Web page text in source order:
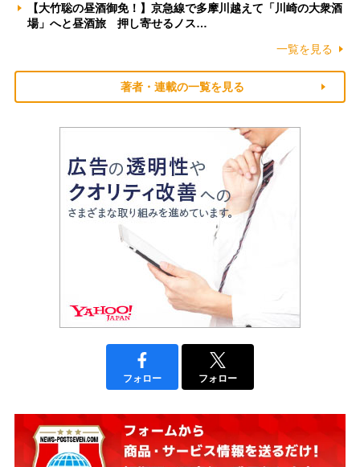
【大竹聡の昼酒御免！】京急線で多摩川越えて「川崎の大衆酒
場」へと昼酒旅 押し寄せるノス…
一覧を見る
著者・連載の一覧を見る
フォロー フォロー